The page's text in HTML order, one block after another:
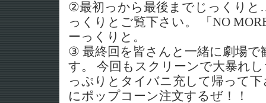
②最初っから最後までじっくり
っくりとご覧下さい。 「NO
ーっくりと。
③ 最終回を皆さんと一緒に劇場で
す。 今回もスクリーンで大暴れ
っぷりとタイバニ充して帰って
にポップコーン注文するぜ！！